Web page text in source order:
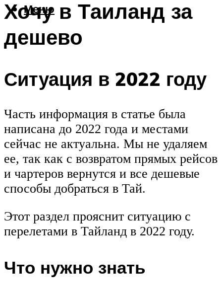
Меню
Хочу в Таиланд за
дешево
Ситуация в 2022 году
Часть информация в статье была
написана до 2022 года и местами
сейчас не актуальна. Мы не удаляем
ее, так как с возвратом прямых рейсов
и чартеров вернутся и все дешевые
способы добраться в Тай.
Этот раздел прояснит ситуацию с
перелетами в Тайланд в 2022 году.
Что нужно знать